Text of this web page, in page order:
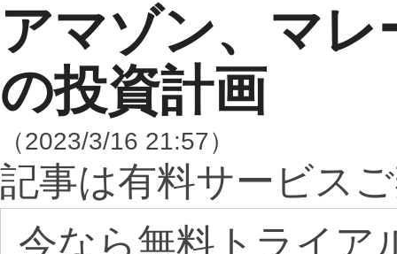
アマゾン、マ
の投資計画
（2023/3/16 21:57）
記事は有料サービス
今なら無料トライア